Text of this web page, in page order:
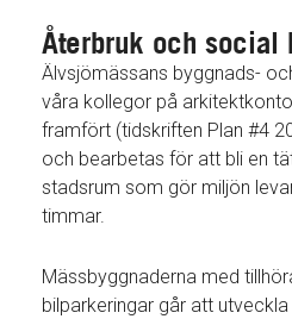
Återbruk och social
Älvsjömässans byggnads-
våra kollegor på
framfört (tidskriften Plan #4
och bearbetas för att bli en
stadsrum som gör miljön
timmar.
Mässbyggnaderna med
bilparkeringar går att